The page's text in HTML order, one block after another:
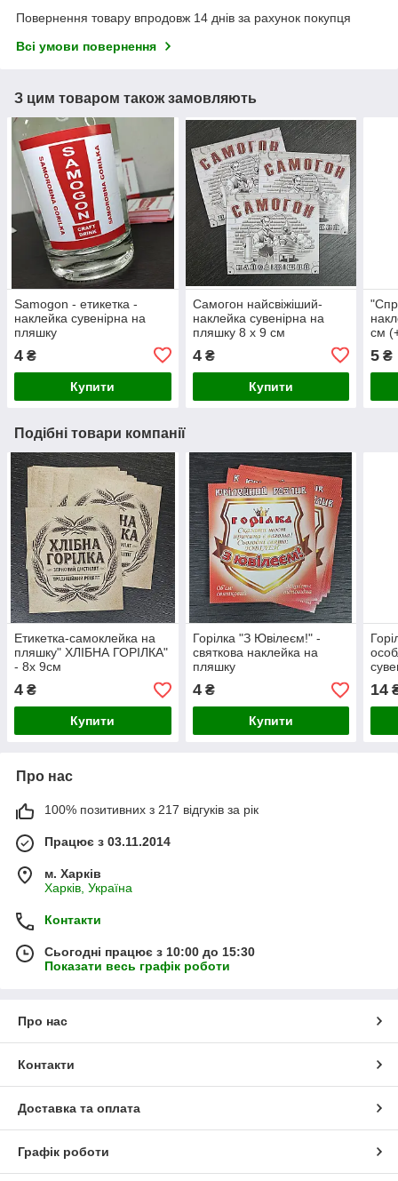
Повернення товару впродовж 14 днів за рахунок покупця
Всі умови повернення
З цим товаром також замовляють
Samogon - етикетка -
наклейка сувенірна на
пляшку
4 ₴
Купити
Самогон найсвіжіший-
наклейка сувенірна на
пляшку 8 х 9 см
4₴
Купити
см
5 ₴
Подібні товари компанії
Етикетка-самоклейка на
пляшку" ХЛІБНА ГОРІЛКА"
- 8х 9см
4 ₴
Купити
Горілка "З Ювілеєм!" -
святкова наклейка на
пляшку
4₴
Купити
14
Про нас
100% позитивних з 217 відгуків за рік
Працює з 03.11.2014
м. Харків
Харків, Україна
Контакти
Сьогодні працює з 10:00 до 15:30
Показати весь графік роботи
Про нас
Контакти
Доставка та оплата
Графік роботи